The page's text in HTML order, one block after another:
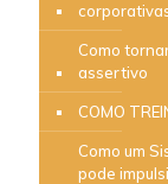
Como
assertivo
COMO
Como um
pode